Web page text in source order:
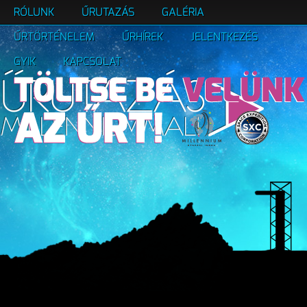
RÓLUNK ŰRUTAZÁS
GALÉRIA
ŰRTÖRTÉNELEM
ŰRHÍREK
JELENTKEZÉS
GYIK
KAPCSOLAT